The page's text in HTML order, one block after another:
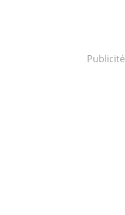
Publicité